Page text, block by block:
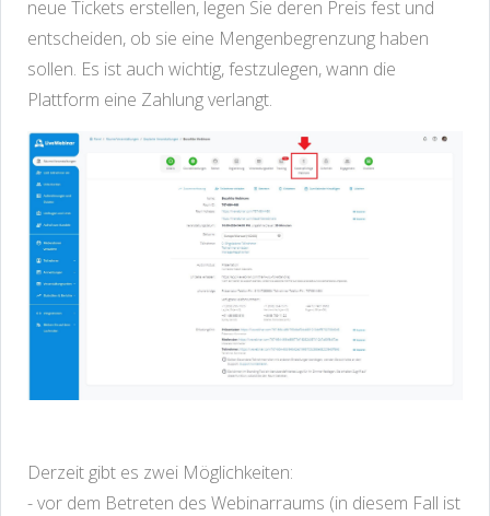
neue Tickets erstellen, legen Sie deren Preis fest und
entscheiden, ob sie eine Mengenbegrenzung haben
sollen. Es ist auch wichtig, festzulegen, wann die
Plattform eine Zahlung verlangt.
Derzeit gibt es zwei Möglichkeiten:
- vor dem Betreten des Webinarraums (in diesem Fall ist